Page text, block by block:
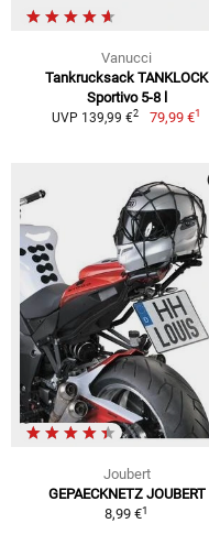
Vanucci
Tankrucksack TANKLOCK
Sportivo 5-8 l
UVP 139,99 €2 79,99 €1
Joubert
GEPAECKNETZ JOUBERT
8,99 €1